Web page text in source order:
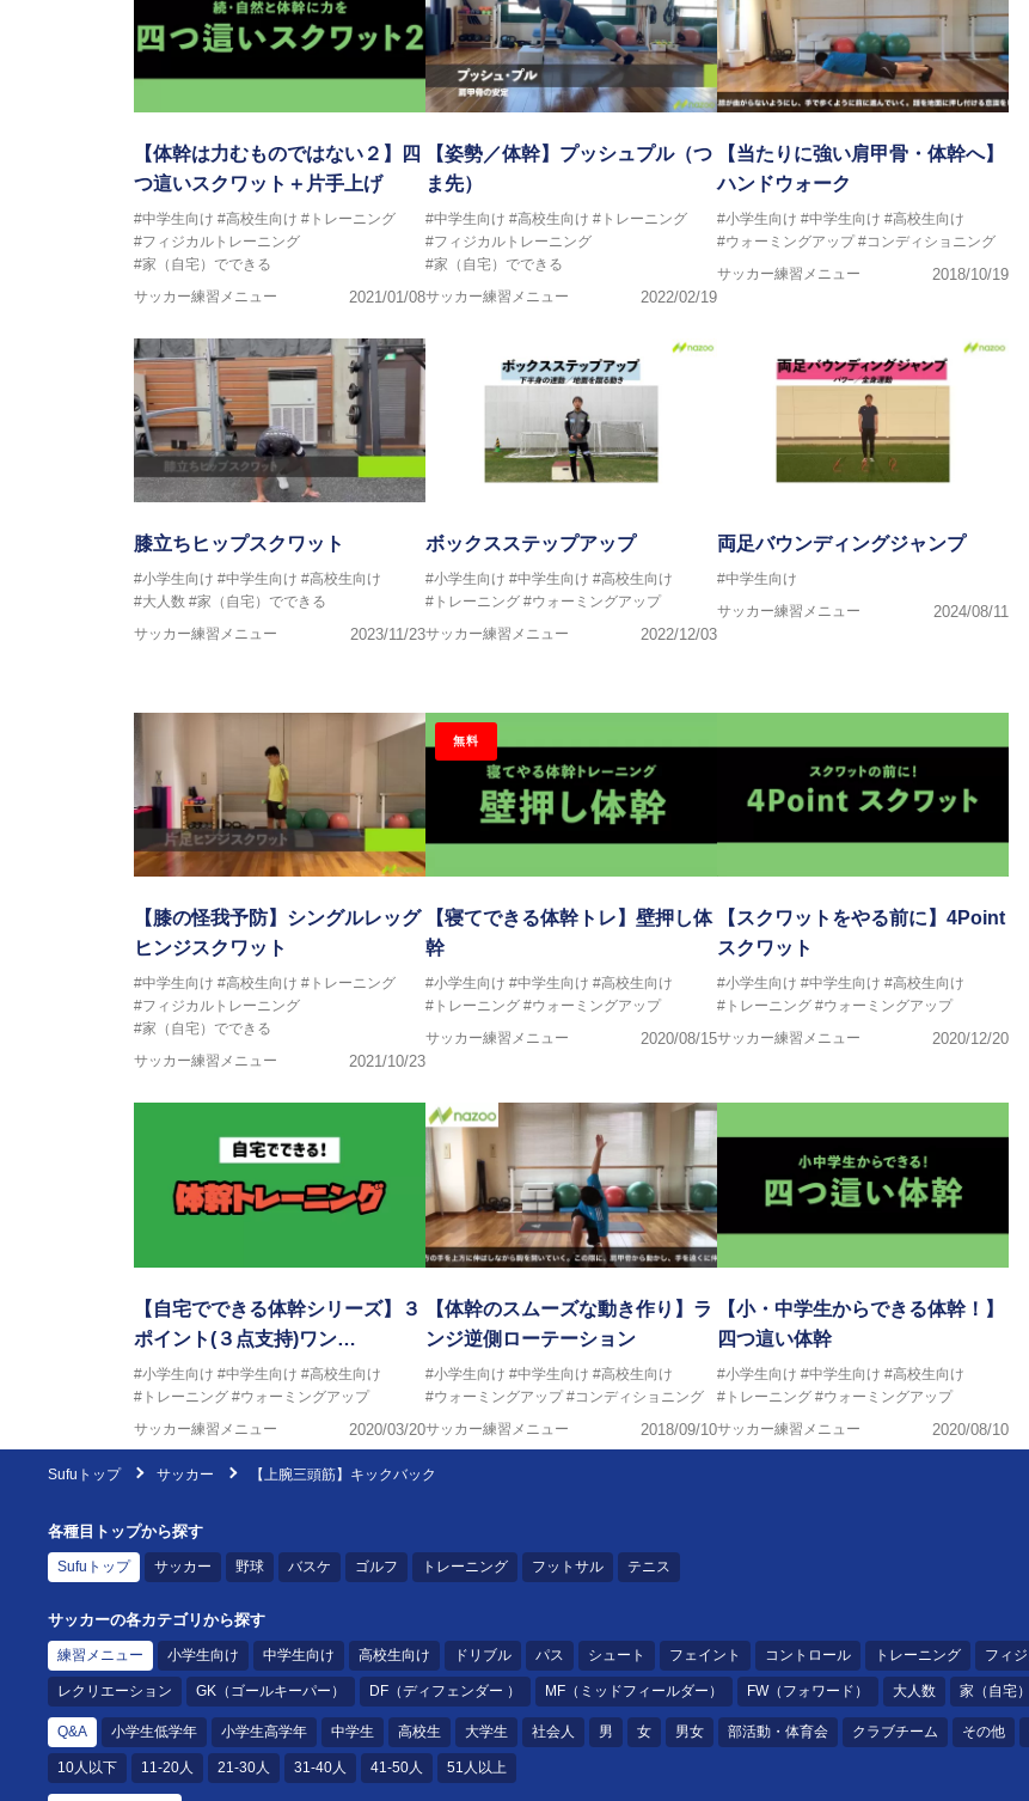
【体幹は力むものではない２】四
つ這いスクワット＋片手上げ
#中学生向け #高校生向け #トレーニング
#フィジカルトレーニング
#家（自宅）でできる
サッカー練習メニュー
2021/01/08
【姿勢／体幹】プッシュプル（つ
ま先）
#中学生向け #高校生向け #トレーニング
#フィジカルトレーニング
#家（自宅）でできる
サッカー練習メニュー
2022/02/19
【当たりに強い肩甲骨・体幹へ】
ハンドウォーク
#小学生向け #中学生向け #高校生向け
#ウォーミングアップ #コンディショニング
サッカー練習メニュー
2018/10/19
膝立ちヒップスクワット
#小学生向け #中学生向け #高校生向け
#大人数 #家（自宅）でできる
サッカー練習メニュー
2023/11/23
ボックスステップアップ
#小学生向け #中学生向け #高校生向け
#トレーニング #ウォーミングアップ
サッカー練習メニュー
2022/12/03
両足バウンディングジャンプ
#中学生向け
サッカー練習メニュー
2024/08/11
【膝の怪我予防】シングルレッグ
ヒンジスクワット
#中学生向け #高校生向け #トレーニング
#フィジカルトレーニング
#家（自宅）でできる
サッカー練習メニュー
2021/10/23
無料
【寝てできる体幹トレ】壁押し体
幹
#小学生向け #中学生向け #高校生向け
#トレーニング #ウォーミングアップ
サッカー練習メニュー
2020/08/15
【スクワットをやる前に】4Point
スクワット
#小学生向け #中学生向け #高校生向け
#トレーニング #ウォーミングアップ
サッカー練習メニュー
2020/12/20
【自宅でできる体幹シリーズ】３
ポイント(３点支持)ワン…
#小学生向け #中学生向け #高校生向け
#トレーニング #ウォーミングアップ
サッカー練習メニュー
2020/03/20
【体幹のスムーズな動き作り】ラ
ンジ逆側ローテーション
#小学生向け #中学生向け #高校生向け
#ウォーミングアップ #コンディショニング
サッカー練習メニュー
2018/09/10
【小・中学生からできる体幹！】
四つ這い体幹
#小学生向け #中学生向け #高校生向け
#トレーニング #ウォーミングアップ
サッカー練習メニュー
2020/08/10
Sufuトップ サッカー 【上腕三頭筋】キックバック
各種目トップから探す
Sufuトップ サッカー 野球 バスケ ゴルフ トレーニング フットサル テニス
サッカーの各カテゴリから探す
練習メニュー 小学生向け 中学生向け 高校生向け ドリブル パス シュート フェイント コントロール トレーニング フィ
レクリエーション GK（ゴールキーパー） DF（ディフェンダー ） MF（ミッドフィールダー） FW（フォワード） 大人数 家（自宅
Q&A 小学生低学年 小学生高学年 中学生 高校生 大学生 社会人 男 女 男女 部活動・体育会 クラブチーム その他
10人以下 11-20人 21-30人 31-40人 41-50人 51人以上